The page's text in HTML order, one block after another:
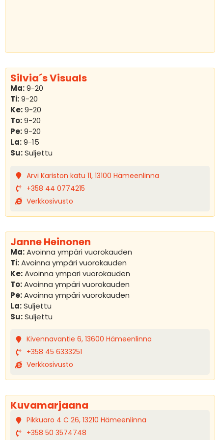
Silvia´s Visuals
Ma:9-20
Ti:9-20
Ke:9-20
To:9-20
Pe:9-20
La:9-15
Su:Suljettu
Arvi Kariston katu 11, 13100 Hämeenlinna
+358 44 0774215
Verkkosivusto
Janne Heinonen
Ma:Avoinna ympäri vuorokauden
Ti:Avoinna ympäri vuorokauden
Ke:Avoinna ympäri vuorokauden
To:Avoinna ympäri vuorokauden
Pe:Avoinna ympäri vuorokauden
La:Suljettu
Su:Suljettu
Kivennavantie 6, 13600 Hämeenlinna
+358 45 6333251
Verkkosivusto
Kuvamarjaana
Pikkuaro 4 C 26, 13210 Hämeenlinna
+358 50 3574748